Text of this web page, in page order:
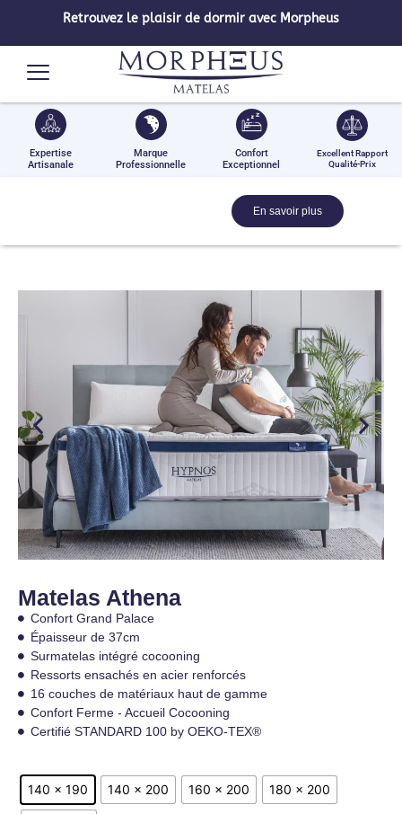
Retrouvez le plaisir de dormir avec Morpheus
Expertise
Artisanale
Marque
Professionnelle
Confort
Exceptionnel
Excellent Rapport
Qualité-Prix
En savoir plus
Matelas Athena
Confort Grand Palace
Épaisseur de 37cm
Surmatelas intégré cocooning
Ressorts ensachés en acier renforcés
16 couches de matériaux haut de gamme
Confort Ferme - Accueil Cocooning
Certifié STANDARD 100 by OEKO-TEX®
140 x 190 140 x 200 160 x 200 180 x 200